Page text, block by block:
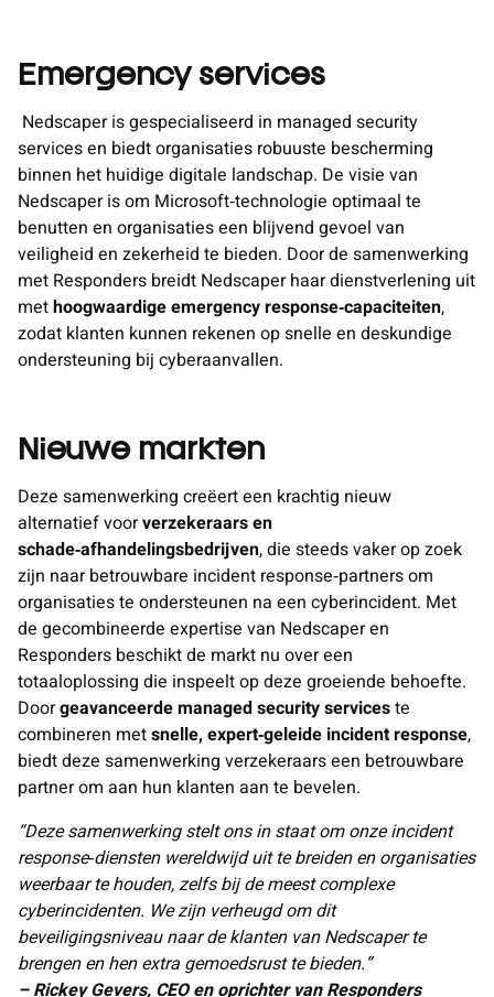
Emergency services
Nedscaper is gespecialiseerd in managed security
services en biedt organisaties robuuste bescherming
binnen het huidige digitale landschap. De visie van
Nedscaper is om Microsoft‑technologie optimaal te
benutten en organisaties een blijvend gevoel van
veiligheid en zekerheid te bieden. Door de samenwerking
met Responders breidt Nedscaper haar dienstverlening uit
methoogwaardige emergency response‑capaciteiten,
zodat klanten kunnen rekenen op snelle en deskundige
ondersteuning bij cyberaanvallen.
Nieuwe markten
Deze samenwerking creëert een krachtig nieuw
alternatief voorverzekeraars en
schade‑afhandelingsbedrijven, die steeds vaker op zoek
zijn naar betrouwbare incident response‑partners om
organisaties te ondersteunen na een cyberincident. Met
de gecombineerde expertise van Nedscaper en
Responders beschikt de markt nu over een
totaaloplossing die inspeelt op deze groeiende behoefte.
Doorgeavanceerde managed security serviceste
combineren metsnelle, expert‑geleide incident response,
biedt deze samenwerking verzekeraars een betrouwbare
partner om aan hun klanten aan te bevelen.
“Deze samenwerking stelt ons in staat om onze incident
response‑diensten wereldwijd uit te breiden en organisaties
weerbaar te houden, zelfs bij de meest complexe
cyberincidenten. We zijn verheugd om dit
beveiligingsniveau naar de klanten van Nedscaper te
brengen en hen extra gemoedsrust te bieden.”
– Rickey Gevers, CEO en oprichter van Responders